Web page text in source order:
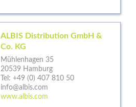
ALBIS Distribution GmbH &
Co. KG
Mühlenhagen 35
20539 Hamburg
Tel: +49 (0) 407 810 50
info@albis.com
www.albis.com